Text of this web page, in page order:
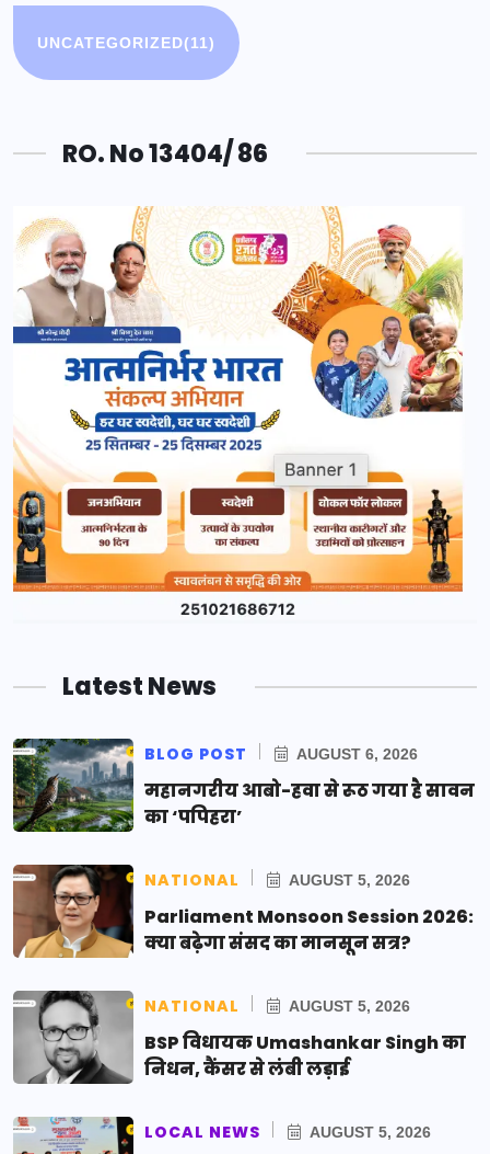
UNCATEGORIZED(11)
RO. No 13404/ 86
Latest News
BLOG POST AUGUST 6, 2026
महानगरीय आबो-हवा से रूठ गया है सावन
का ‘पपिहरा’
NATIONAL AUGUST 5, 2026
Parliament Monsoon Session 2026:
क्या बढ़ेगा संसद का मानसून सत्र?
NATIONAL AUGUST 5, 2026
BSP विधायक Umashankar Singh का
निधन, कैंसर से लंबी लड़ाई
LOCAL NEWS AUGUST 5, 2026